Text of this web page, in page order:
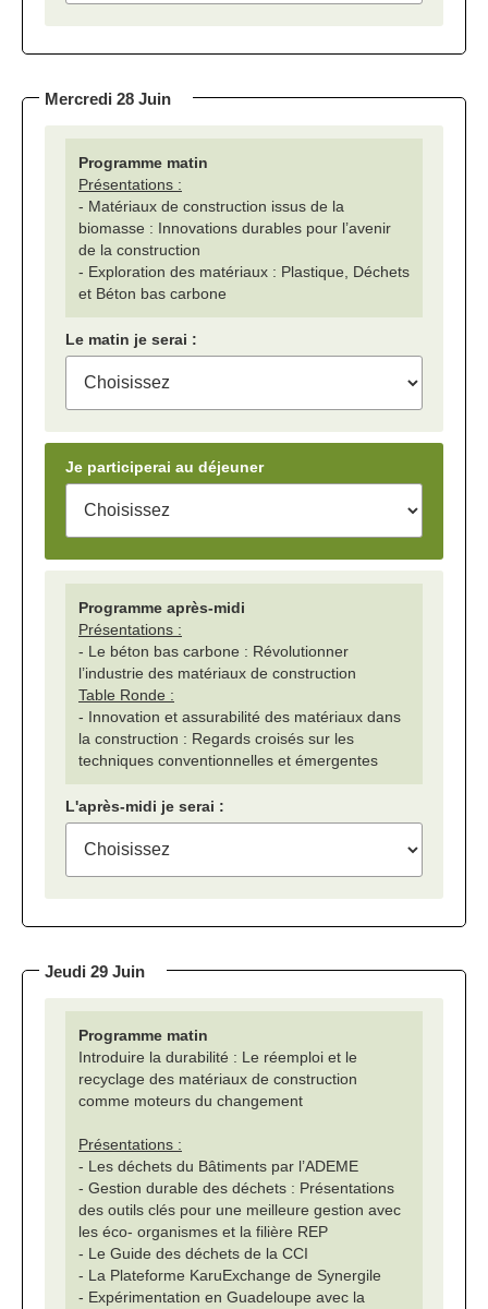
Programme matin
Présentations :
- Matériaux de construction issus de la
biomasse : Innovations durables pour l’avenir
de la construction
- Exploration des matériaux : Plastique, Déchets
et Béton bas carbone
Le matin je serai :
Je participerai au déjeuner
Programme après-midi
Présentations :
- Le béton bas carbone : Révolutionner
l’industrie des matériaux de construction
Table Ronde :
- Innovation et assurabilité des matériaux dans
la construction : Regards croisés sur les
techniques conventionnelles et émergentes
L'après-midi je serai :
Mercredi 28 Juin
Programme matin
Introduire la durabilité : Le réemploi et le
recyclage des matériaux de construction
comme moteurs du changement
Présentations :
- Les déchets du Bâtiments par l’ADEME
- Gestion durable des déchets : Présentations
des outils clés pour une meilleure gestion avec
les éco- organismes et la filière REP
- Le Guide des déchets de la CCI
- La Plateforme KaruExchange de Synergile
- Expérimentation en Guadeloupe avec la
Jeudi 29 Juin